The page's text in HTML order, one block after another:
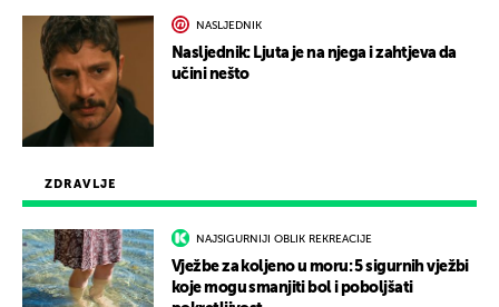
ZDRAVLJE
NAJSIGURNIJI OBLIK REKREACIJE
Vježbe za koljeno u moru: 5 sigurnih vježbi
koje mogu smanjiti bol i poboljšati
NASLJEDNIK
Nasljednik: Ljuta je na njega i zahtjeva da
učini nešto